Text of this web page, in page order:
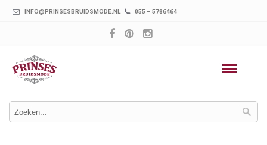
INFO@PRINSESBRUIDSMODE.NL 055 – 5786464